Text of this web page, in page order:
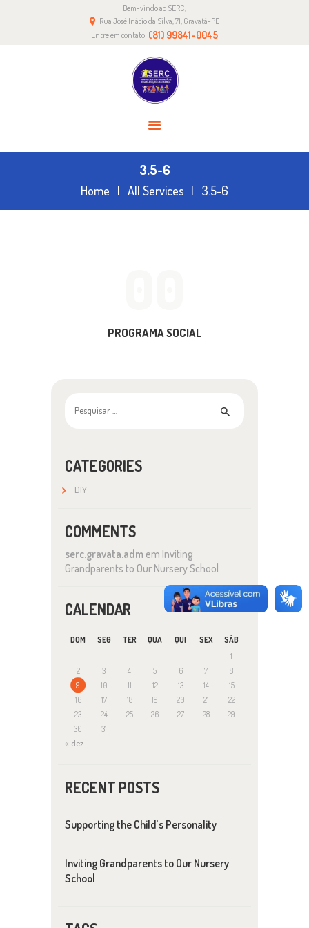
Bem-vindo ao SERC,
Rua José Inácio da Silva, 71, Gravatá-PE
Entre em contato (81) 99841-0045
3.5-6
Home All Services 3.5-6
PROGRAMA SOCIAL
por:
CATEGORIES
DIY
COMMENTS
serc.gravata.adm em Inviting
Grandparents to Our Nursery School
CALENDAR
DOM SEG TER QUA QUI SEX
SÁB
1
2
3 4 5 6 7
8
9
10 11 12 13 14
15
16
17 18 19 20 21
22
23
24 25 26 27 28
29
30
31
« dez
RECENT POSTS
Supporting the Child’s Personality
Inviting Grandparents to Our Nursery
School